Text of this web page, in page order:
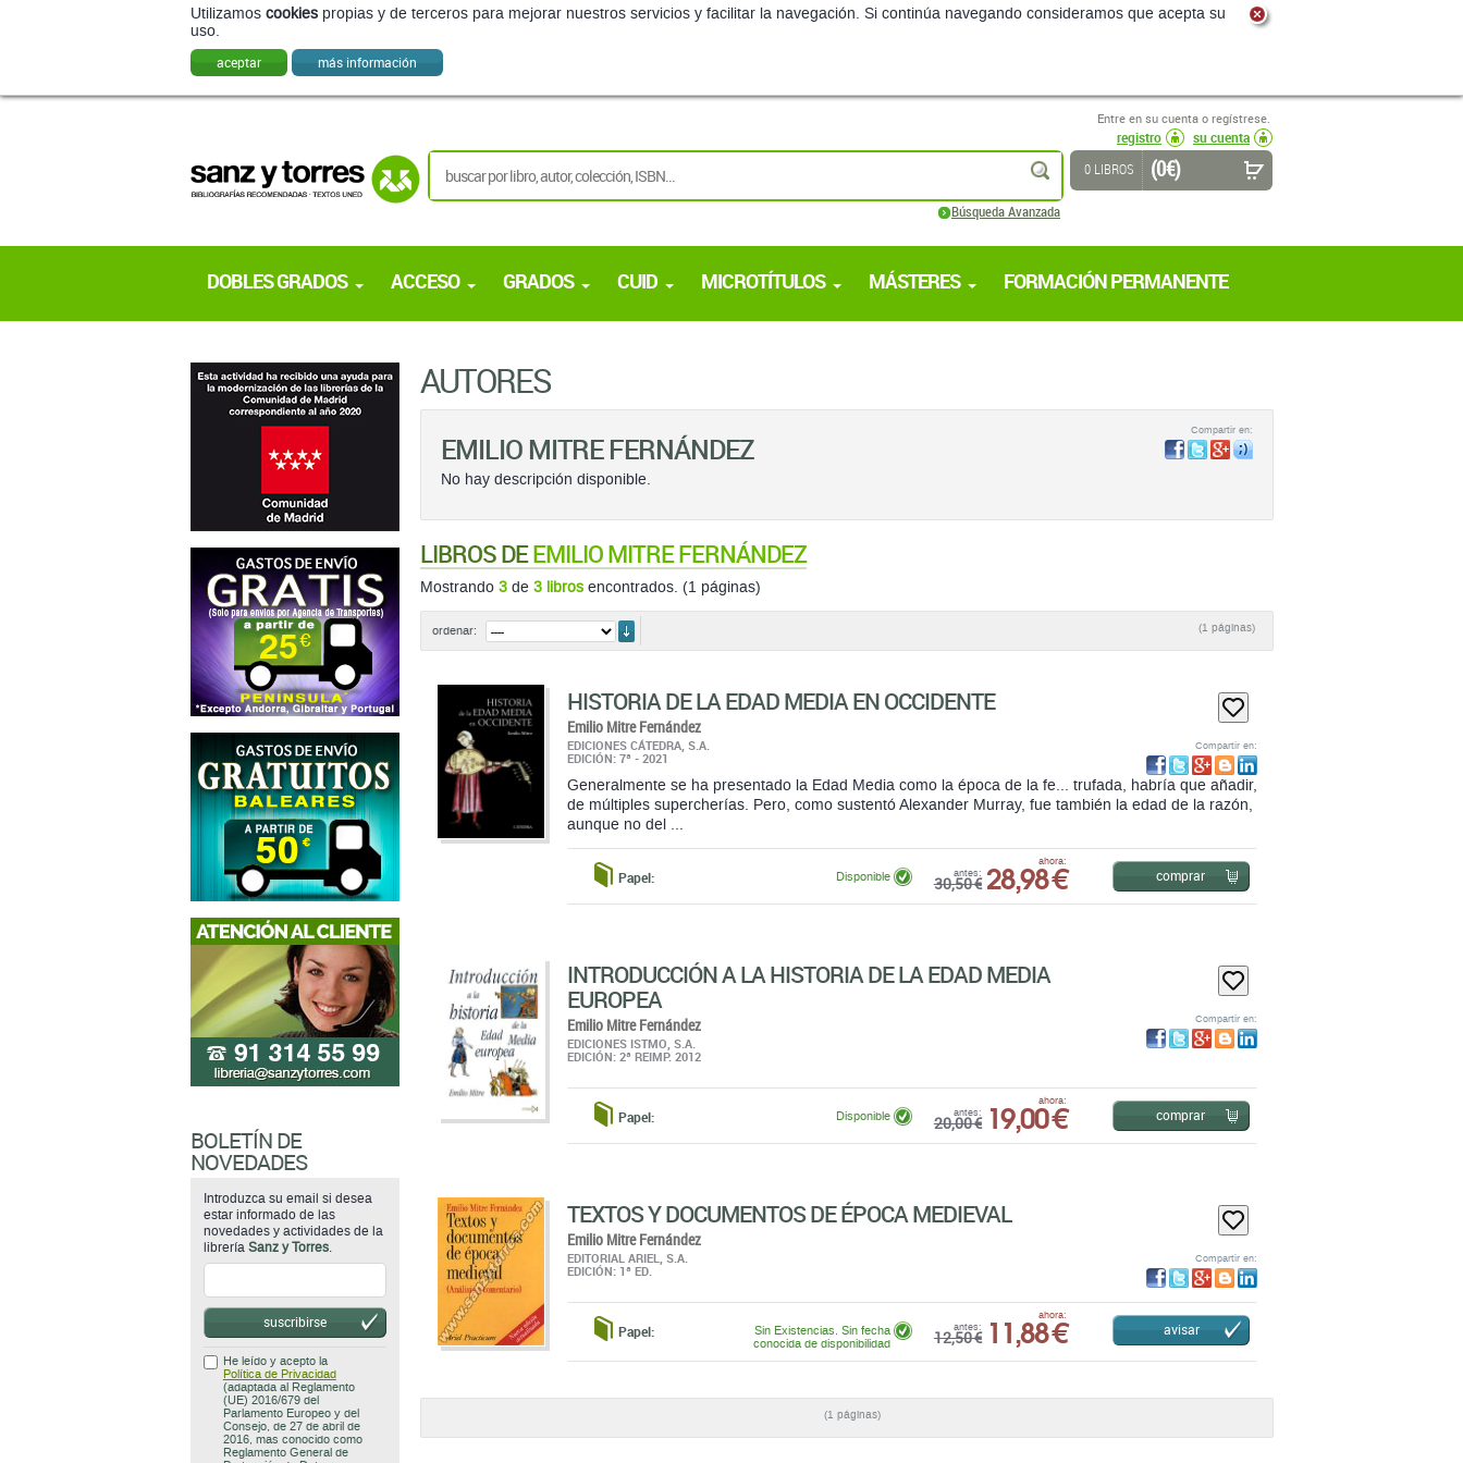
Utilizamos cookies propias y de terceros para mejorar nuestros servicios y facilitar la navegación. Si continúa navegando consideramos que acepta su
uso.
aceptar más información
Entre en su cuenta o regístrese.
registro
su cuenta
buscar
Búsqueda Avanzada
0 LIBROS (0 €)
DOBLES GRADOS ACCESO GRADOS CUID MICROTÍTULOS MÁSTERES FORMACIÓN PERMANENTE
AUTORES
EMILIO MITRE FERNÁNDEZ
Compartir en:
No hay descripción disponible.
LIBROS DEEMILIO MITRE FERNÁNDEZ
Mostrando 3de 3 librosencontrados. (1 páginas)
ordenar: ordenar (1 páginas)
HISTORIA DE LA EDAD MEDIA EN OCCIDENTE
Emilio Mitre Fernández
EDICIONES CÁTEDRA, S.A.
EDICIÓN: 7ª - 2021
Compartir en:
Generalmente se ha presentado la Edad Media como la época de la fe... trufada, habría que añadir,
de múltiples supercherías. Pero, como sustentó Alexander Murray, fue también la edad de la razón,
aunque no del ...
Papel: antes:
30,50 €
ahora:
28,98 €
Disponible comprar
INTRODUCCIÓN A LA HISTORIA DE LA EDAD MEDIA
EUROPEA
Emilio Mitre Fernández
EDICIONES ISTMO, S.A.
EDICIÓN: 2ª REIMP. 2012
Compartir en:
Papel: antes:
20,00 €
ahora:
19,00 €
Disponible comprar
TEXTOS Y DOCUMENTOS DE ÉPOCA MEDIEVAL
Emilio Mitre Fernández
EDITORIAL ARIEL, S.A.
EDICIÓN: 1ª ED.
Compartir en:
Papel: antes:
12,50 €
ahora:
11,88 €
Sin Existencias. Sin fecha
conocida de disponibilidad
avisar
(1 páginas)
BOLETÍN DE
NOVEDADES
Introduzca su email si desea
estar informado de las
novedades y actividades de la
librería Sanz y Torres.
suscribirse
He leído y acepto la
Política de Privacidad
(adaptada al Reglamento
(UE) 2016/679 del
Parlamento Europeo y del
Consejo, de 27 de abril de
2016, mas conocido como
Reglamento General de